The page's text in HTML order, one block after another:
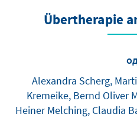
Übertherapie
Alexandra Scherg,
Kremeike, Bernd Oliver
Heiner Melching, Claudia